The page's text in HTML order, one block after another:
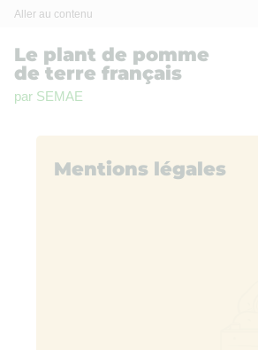
Panneau de gestion des cookies
Aller au contenu
Le plant de pomme
de terre français
par SEMAE
Mentions légales